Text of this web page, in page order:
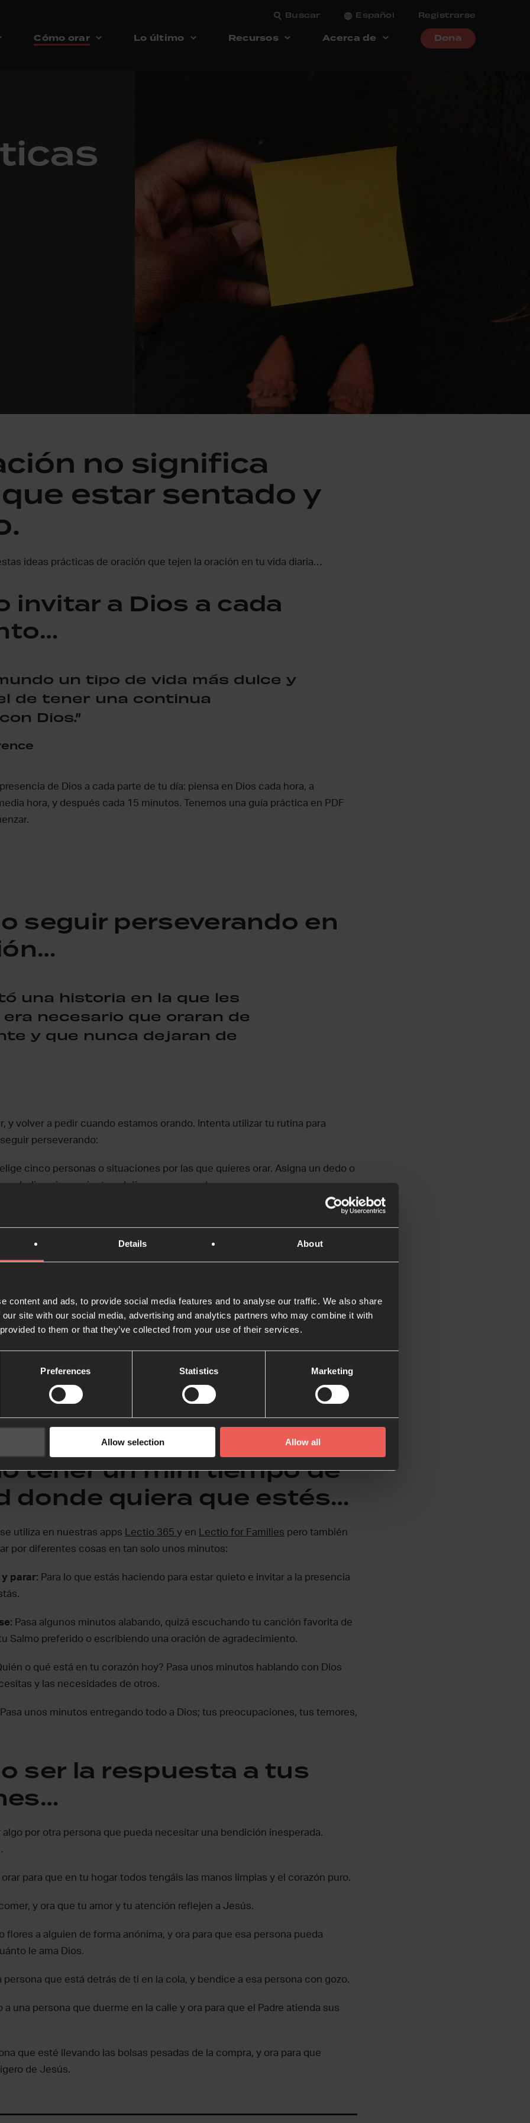
Details About
content and ads, to provide social media features and to analyse our traffic. We also share
site with our social media, advertising and analytics partners who may combine it with
to them or that they’ve collected from your use of their services.
Preferences Statistics Marketing
Allow selection Allow all
Buscar Español Registrarse
Cómo orar Lo último Recursos Acerca de Dona
no significa
estar sentado y
ideas prácticas de oración que tejen la oración en tu vida diaria…
invitar a Dios a cada
un tipo de vida más dulce y
de tener una continua
Dios.”
de Dios a cada parte de tu día: piensa en Dios cada hora, a
hora, y después cada 15 minutos. Tenemos una guía práctica en PDF
seguir perseverando en
una historia en la que les
necesario que oraran de
y que nunca dejaran de
y volver a pedir cuando estamos orando. Intenta utilizar tu rutina para
perseverando:
cinco personas o situaciones por las que quieres orar. Asigna un dedo o
y dedica cinco minutos al día a orar por cada uno.
o el teléfono? Escribe una nota y pégala donde más la vayas a ver para
variar en tu tiempo de
unos minutos al reto de oración concreto que corresponda.
tener un mini tiempo de
donde quiera que estés…
se utiliza en nuestras apps Lectio 365 y en Lectio for Families pero también
por diferentes cosas en tan solo unos minutos:
parar: Para lo que estás haciendo para estar quieto e invitar a la presencia
Pasa algunos minutos alabando, quizá escuchando tu canción favorita de
Salmo preferido o escribiendo una oración de agradecimiento.
o qué está en tu corazón hoy? Pasa unos minutos hablando con Dios
y las necesidades de otros.
Pasa unos minutos entregando todo a Dios; tus preocupaciones, tus temores,
ser la respuesta a tus
algo por otra persona que pueda necesitar una bendición inesperada.
orar para que en tu hogar todos tengáis las manos limpias y el corazón puro.
y ora que tu amor y tu atención reflejen a Jesús.
flores a alguien de forma anónima, y ora para que esa persona pueda
le ama Dios.
persona que está detrás de ti en la cola, y bendice a esa persona con gozo.
a una persona que duerme en la calle y ora para que el Padre atienda sus
que esté llevando las bolsas pesadas de la compra, y ora para que
de Jesús.